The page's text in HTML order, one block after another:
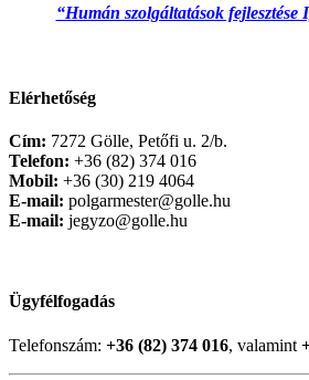
“Humán szolgáltatások fejlesztése
Elérhetőség
Cím: 7272 Gölle, Petőfi u. 2/b.
Telefon: +36 (82) 374 016
Mobil: +36 (30) 219 4064
E-mail: polgarmester@golle.hu
E-mail: jegyzo@golle.hu
Ügyfélfogadás
Telefonszám: +36 (82) 374 016, valamint